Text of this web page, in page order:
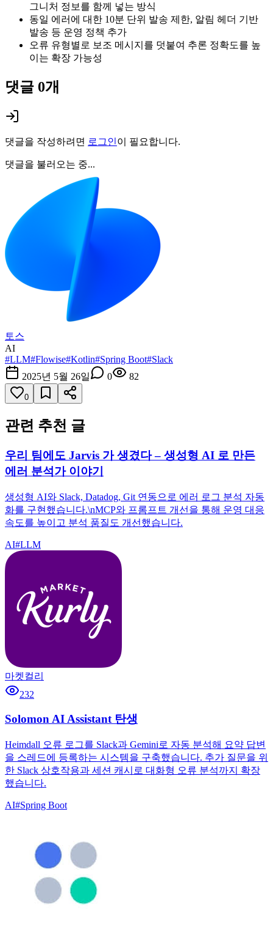
그니처 정보를 함께 넣는 방식
동일 에러에 대한 10분 단위 발송 제한, 알림 헤더 기반
발송 등 운영 정책 추가
오류 유형별로 보조 메시지를 덧붙여 추론 정확도를 높
이는 확장 가능성
댓글 0개
댓글을 작성하려면 로그인이 필요합니다.
댓글을 불러오는 중...
토스
AI
#LLM#Flowise#Kotlin#Spring Boot#Slack
2025년 5월 26일
0 82
0
관련 추천 글
우리 팀에도 Jarvis 가 생겼다 – 생성형 AI 로 만든
에러 분석가 이야기
생성형 AI와 Slack, Datadog, Git 연동으로 에러 로그 분석 자동
화를 구현했습니다.\nMCP와 프롬프트 개선을 통해 운영 대응
속도를 높이고 분석 품질도 개선했습니다.
AI#LLM
마켓컬리
232
Solomon AI Assistant 탄생
Heimdall 오류 로그를 Slack과 Gemini로 자동 분석해 요약 답변
을 스레드에 등록하는 시스템을 구축했습니다. 추가 질문을 위
한 Slack 상호작용과 세션 캐시로 대화형 오류 분석까지 확장
했습니다.
AI#Spring Boot